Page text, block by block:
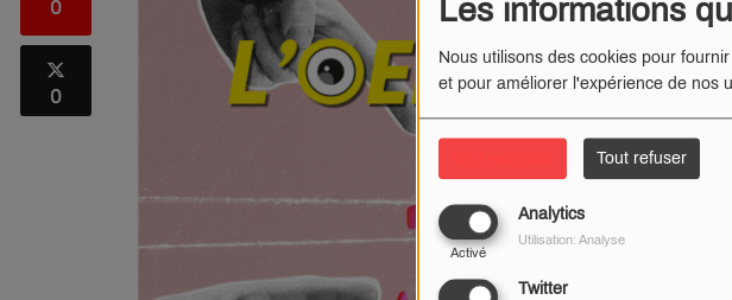
Les informations
Nous utilisons des cookies pour
et pour améliorer l'expérience de nos
Tout refuser
Analytics
Activé
Utilisation: Analyse
Twitter
0
0